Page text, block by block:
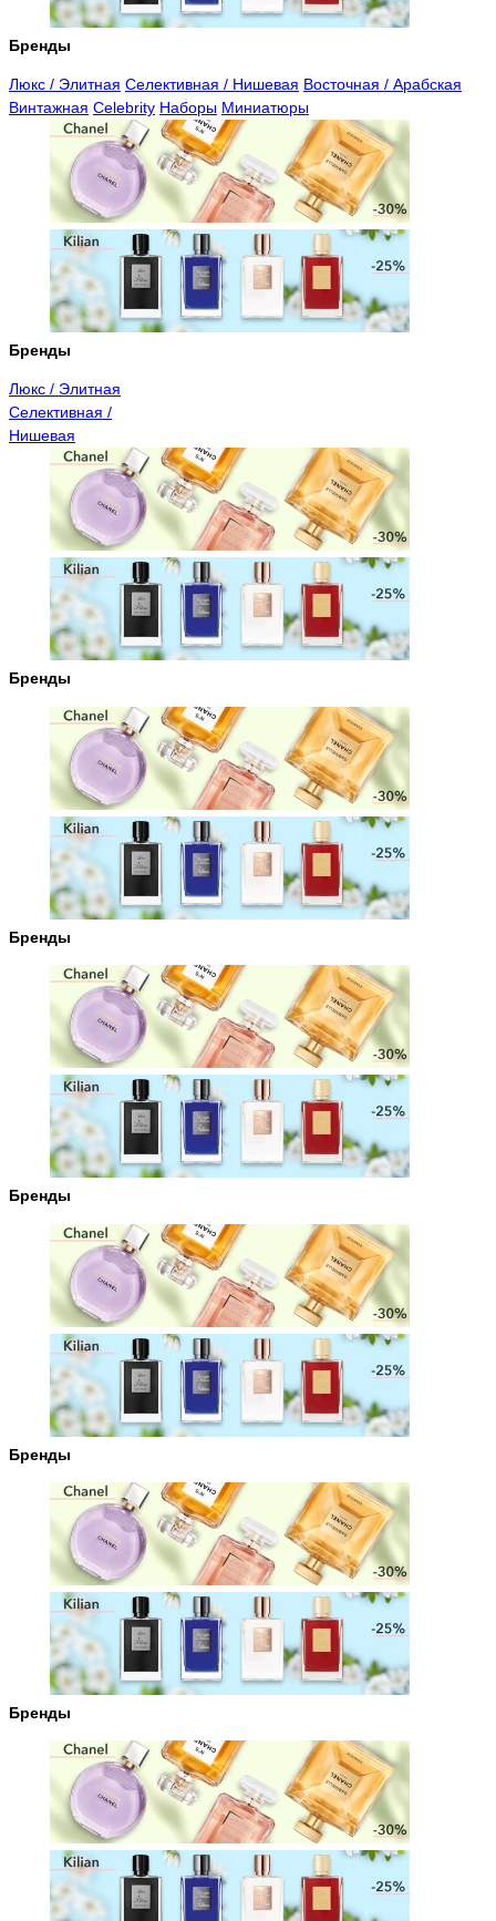
Бренды
Люкс / Элитная Селективная / Нишевая Восточная / Арабская
Винтажная Celebrity Наборы Миниатюры
Бренды
Люкс / Элитная
Селективная /
Нишевая
Бренды
Бренды
Бренды
Бренды
Бренды